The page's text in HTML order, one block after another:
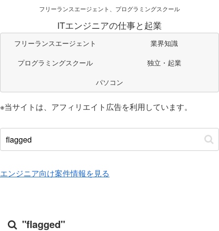
フリーランスエージェント、プログラミングスクール
ITエンジニアの仕事と起業
フリーランスエージェント
業界知識
プログラミングスクール
独立・起業
パソコン
※当サイトは、アフィリエイト広告を利用しています。
エンジニア向け案件情報を見る
"flagged"